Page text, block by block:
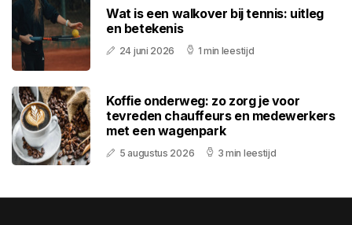
Wat is een walkover bij tennis: uitleg
en betekenis
24 juni 2026 1 min leestijd
Koffie onderweg: zo zorg je voor
tevreden chauffeurs en medewerkers
met een wagenpark
5 augustus 2026 3 min leestijd